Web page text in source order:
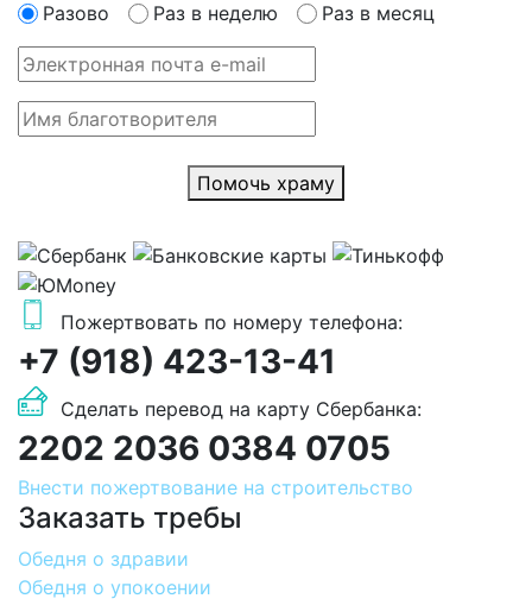
Разово
Раз в неделю Раз в месяц
Помочь храму
Пожертвовать по номеру телефона:
+7 (918) 423-13-41
Сделать перевод на карту Сбербанка:
2202 2036 0384 0705
Внести пожертвование на строительство
Заказать требы
Обедня о здравии
Обедня о упокоении